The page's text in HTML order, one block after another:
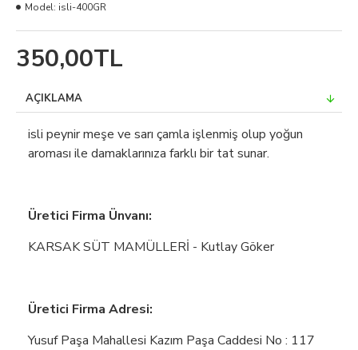
350,00TL
Model: isli-400GR
AÇIKLAMA
isli peynir meşe ve sarı çamla işlenmiş olup yoğun
aroması ile damaklarınıza farklı bir tat sunar.
Üretici Firma Ünvanı:
KARSAK SÜT MAMÜLLERİ - Kutlay Göker
Üretici Firma Adresi:
Yusuf Paşa Mahallesi Kazım Paşa Caddesi No : 117